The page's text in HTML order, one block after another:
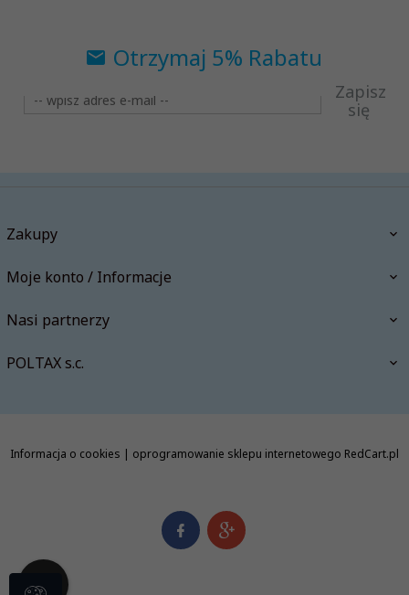
Otrzymaj 5% Rabatu
Zapisz
się
Zakupy
Moje konto / Informacje
Nasi partnerzy
POLTAX s.c.
Informacja o cookies | oprogramowanie sklepu internetowego RedCart.pl